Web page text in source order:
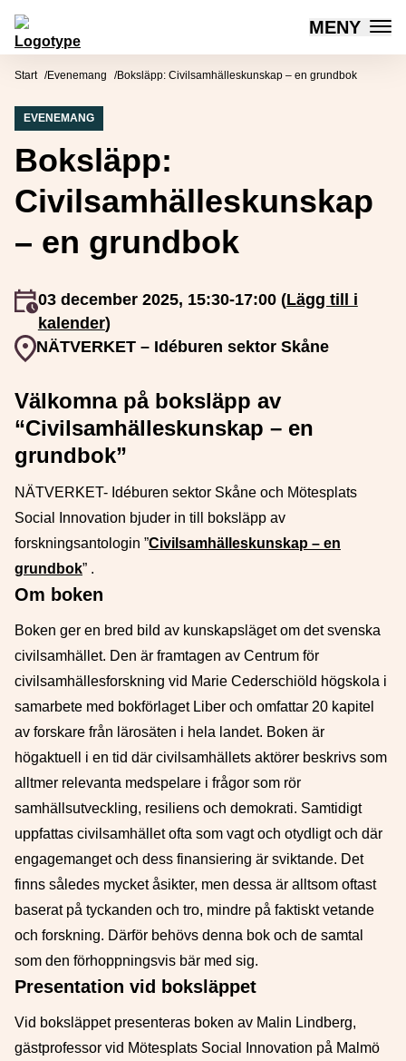
Hoppa till innehåll
Mötesplatsen Social Innovation MENY
Start Evenemang Boksläpp: Civilsamhälleskunskap – en grundbok
EVENEMANG
Boksläpp:
Civilsamhälleskunskap
– en grundbok
Event inträffar
03 december 2025, 15:30-17:00 (Lägg till i
kalender)
Event plats
NÄTVERKET – Idéburen sektor Skåne
Välkomna på boksläpp av
“Civilsamhälleskunskap – en
grundbok”
NÄTVERKET- Idéburen sektor Skåne och Mötesplats
Social Innovation bjuder in till boksläpp av
forskningsantologin ”Civilsamhälleskunskap – en
grundbok” .
Om boken
Boken ger en bred bild av kunskapsläget om det svenska
civilsamhället. Den är framtagen av Centrum för
civilsamhällesforskning vid Marie Cederschiöld högskola i
samarbete med bokförlaget Liber och omfattar 20 kapitel
av forskare från lärosäten i hela landet. Boken är
högaktuell i en tid där civilsamhällets aktörer beskrivs som
alltmer relevanta medspelare i frågor som rör
samhällsutveckling, resiliens och demokrati. Samtidigt
uppfattas civilsamhället ofta som vagt och otydligt och där
engagemanget och dess finansiering är sviktande. Det
finns således mycket åsikter, men dessa är alltsom oftast
baserat på tyckanden och tro, mindre på faktiskt vetande
och forskning. Därför behövs denna bok och de samtal
som den förhoppningsvis bär med sig.
Presentation vid boksläppet
Vid boksläppet presenteras boken av Malin Lindberg,
gästprofessor vid Mötesplats Social Innovation på Malmö